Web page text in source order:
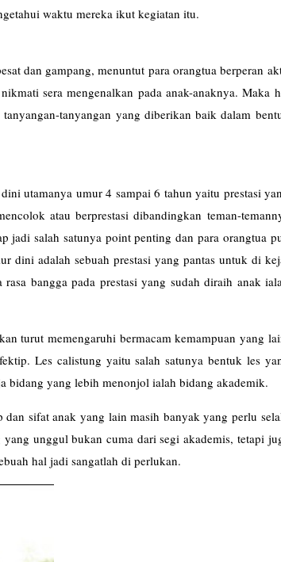
waktu mereka ikut kegiatan itu.
dan gampang, menuntut para orangtua berperan
sera mengenalkan pada anak-anaknya. Maka
tanyangan yang diberikan baik dalam
utamanya umur 4 sampai 6 tahun yaitu prestasi
atau berprestasi dibandingkan teman-
jadi salah satunya point penting dan para orangtua
dini adalah sebuah prestasi yang pantas untuk di
bangga pada prestasi yang sudah diraih anak
turut memengaruhi bermacam kemampuan yang
Les calistung yaitu salah satunya bentuk les
bidang yang lebih menonjol ialah bidang akademik.
sifat anak yang lain masih banyak yang perlu
unggul bukan cuma dari segi akademis, tetapi
hal jadi sangatlah di perlukan.